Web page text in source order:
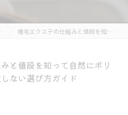
増毛エクステの仕組みと値段を知って自然にボリュームアップ！失敗しない選び方ガイド
と値段を知って自然にボリ
ない選び方ガイド